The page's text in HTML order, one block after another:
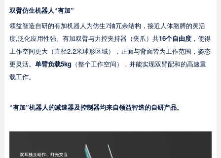
双臂仿生机器人“有加”
领益智造自研的有加机器人为仿生7轴冗余结构，接近人体胳膊的灵活
度,泛化应用性强。有加双臂与力控夹持器（夹爪）共16个自由度，使得
工作空间更大（直径2.2米球形区域），正面与背面皆为工作范围，姿态
更灵活。 单臂负载5kg（整个工作空间），并能实现双臂配和的高速重
载工作。
“有加”机器人的减速器及控制器均来自领益智造的自研产品。